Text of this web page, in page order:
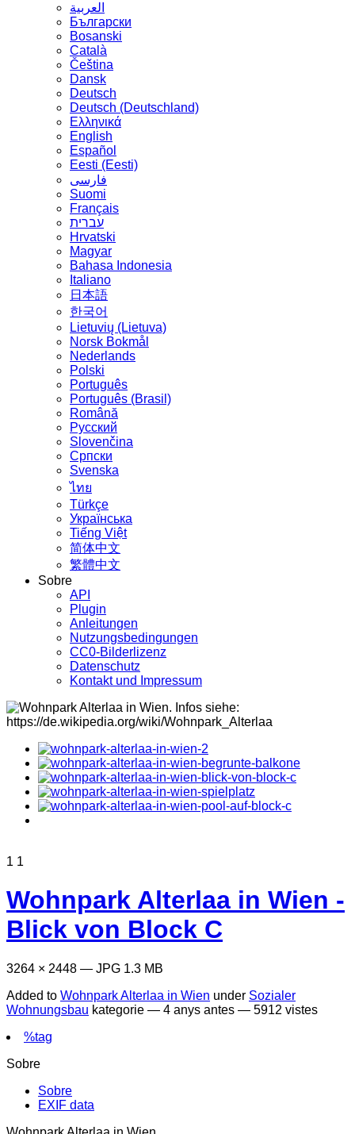
العربية
Български
Bosanski
Сatalà
Čeština
Dansk
Deutsch
Deutsch (Deutschland)
Ελληνικά
English
Español
Eesti (Eesti)
فارسی
Suomi
Français
עברית
Hrvatski
Magyar
Bahasa Indonesia
Italiano
日本語
한국어
Lietuvių (Lietuva)
‪Norsk Bokmål‬
Nederlands
Polski
Português
Português (Brasil)
Română
Русский
Slovenčina
Српски
Svenska
ไทย
Türkçe
Українська
Tiếng Việt
简体中文
繁體中文
Sobre
API
Plugin
Anleitungen
Nutzungsbedingungen
CC0-Bilderlizenz
Datenschutz
Kontakt und Impressum
1 1
Wohnpark Alterlaa in Wien -
Blick von Block C
3264 × 2448 — JPG 1.3 MB
Added to Wohnpark Alterlaa in Wien under Sozialer
Wohnungsbau kategorie — 4 anys antes — 5912 vistes
%tag
Sobre
Sobre
EXIF data